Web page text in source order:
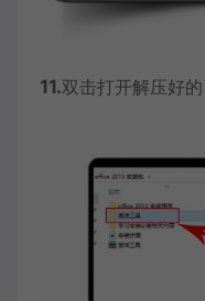
11.双击打开解压好